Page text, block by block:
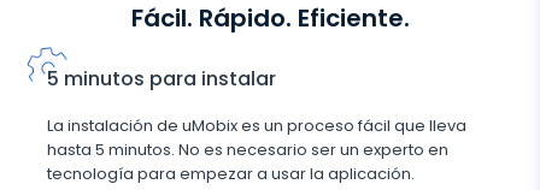
Fácil. Rápido. Eficiente.
5 minutos para instalar
La instalación de uMobix es un proceso fácil que lleva
hasta 5 minutos. No es necesario ser un experto en
tecnología para empezar a usar la aplicación.